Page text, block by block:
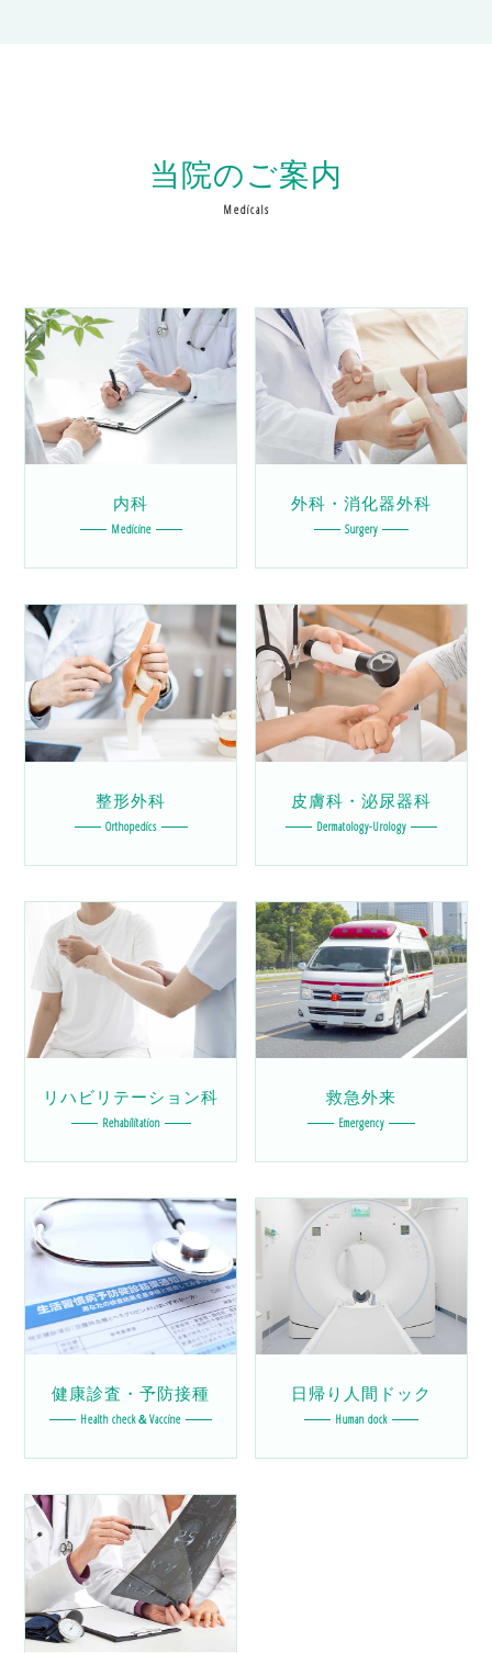
当院のご案内
Medicals
内科
Medicine
外科・消化器外科
Surgery
整形外科
Orthopedics
皮膚科・泌尿器科
Dermatology-Urology
リハビリテーション科
Rehabilitation
救急外来
Emergency
健康診査・予防接種
Health check＆Vaccine
日帰り人間ドック
Human dock